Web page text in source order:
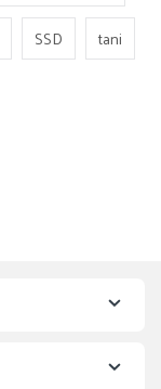
SSD
tani